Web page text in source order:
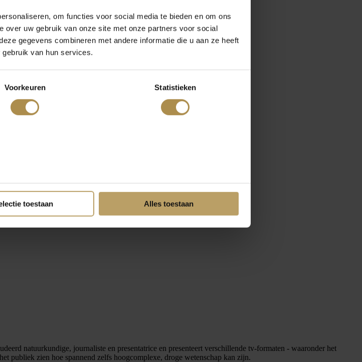
om functies voor social media te bieden en om ons
over uw gebruik van onze site met onze partners voor social
gegevens combineren met andere informatie die u aan ze heeft
van hun services.
Voorkeuren Statistieken
toestaan Alles toestaan
natuurkundige, journaliste en presentatrice en presenteert verschillende tv-formaten - waaronder het
publiek zien hoe spannend zelfs hoogcomplexe, droge wetenschap kan zijn.